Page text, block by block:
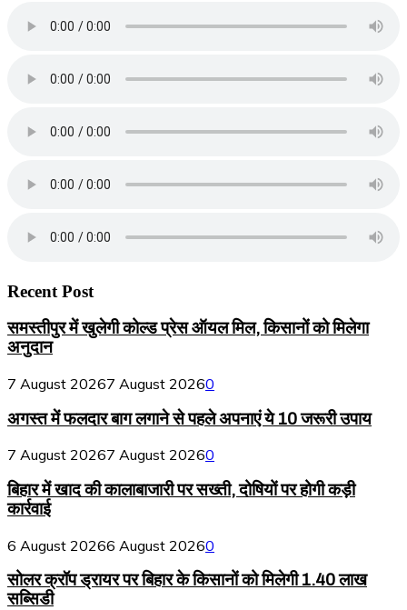
Recent Post
समस्तीपुर में खुलेगी कोल्ड प्रेस ऑयल मिल, किसानों को मिलेगा
अनुदान
7 August 20267 August 20260
अगस्त में फलदार बाग लगाने से पहले अपनाएं ये 10 जरूरी उपाय
7 August 20267 August 20260
बिहार में खाद की कालाबाजारी पर सख्ती, दोषियों पर होगी कड़ी
कार्रवाई
6 August 20266 August 20260
सोलर क्रॉप ड्रायर पर बिहार के किसानों को मिलेगी 1.40 लाख
सब्सिडी